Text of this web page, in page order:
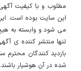
مطلوب و با کیفیت
این سایت بوده است.
می شود و وابسته به
تنها منتشر کننده ی
بازدید کنندگان
شده در آن هوشیار باشند.